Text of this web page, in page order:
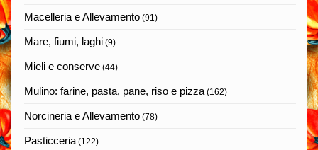
Macelleria e Allevamento (91)
Mare, fiumi, laghi (9)
Mieli e conserve (44)
Mulino: farine, pasta, pane, riso e pizza (162)
Norcineria e Allevamento (78)
Pasticceria (122)